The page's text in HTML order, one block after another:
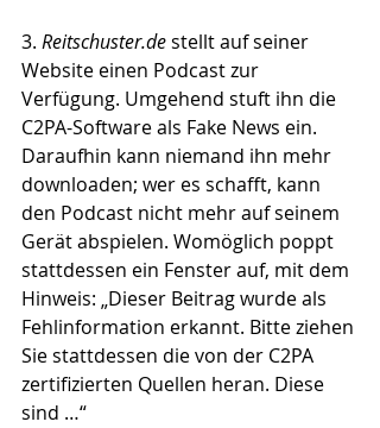
3. Reitschuster.de stellt auf seiner
Website einen Podcast zur
Verfügung. Umgehend stuft ihn die
C2PA-Software als Fake News ein.
Daraufhin kann niemand ihn mehr
downloaden; wer es schafft, kann
den Podcast nicht mehr auf seinem
Gerät abspielen. Womöglich poppt
stattdessen ein Fenster auf, mit dem
Hinweis: „Dieser Beitrag wurde als
Fehlinformation erkannt. Bitte ziehen
Sie stattdessen die von der C2PA
zertifizierten Quellen heran. Diese
sind …“